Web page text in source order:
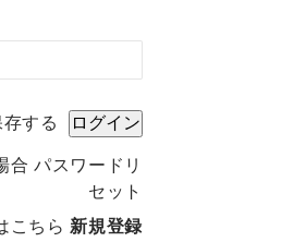
する
合 パスワードリ
セット
こちら 新規登録